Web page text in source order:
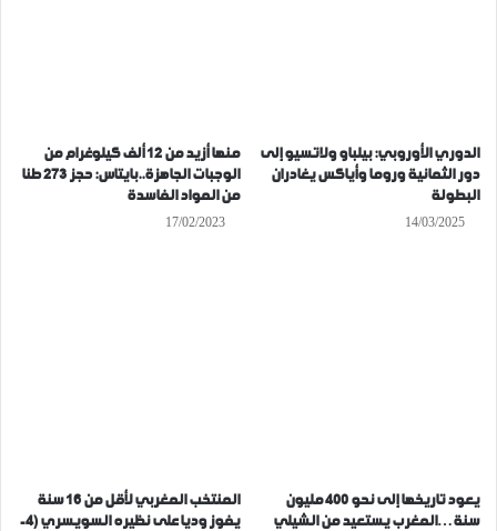
الدوري الأوروبي: بيلباو ولاتسيو إلى
دور الثمانية وروما وأياكس يغادران
البطولة
14/03/2025
منها أزيد من 12 ألف كيلوغرام من
الوجبات الجاهزة..بايتاس: حجز 273 طنا
من المواد الفاسدة
17/02/2023
يعود تاريخها إلى نحو 400 مليون
سنة…المغرب يستعيد من الشيلي
المنتخب المغربي لأقل من 16 سنة
يفوز وديا على نظيره السويسري (4-